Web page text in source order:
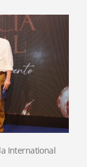
International